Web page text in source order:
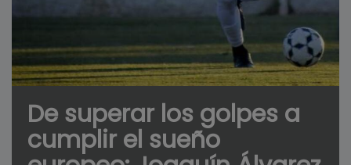
De superar los golpes a
cumplir el sueño